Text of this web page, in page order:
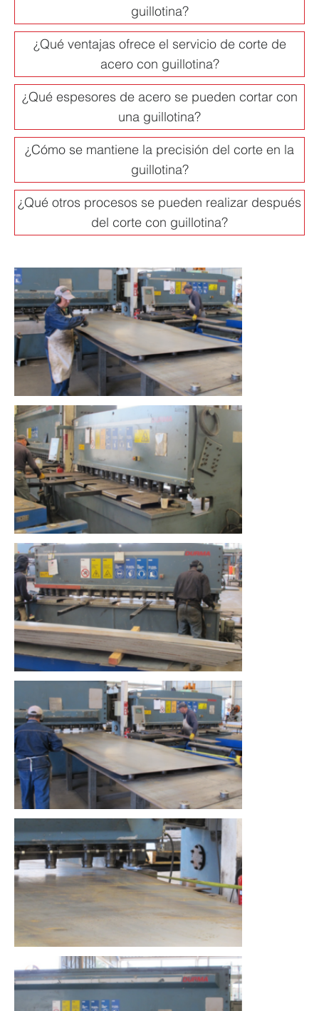
¿Qué ventajas ofrece el servicio de corte de
acero con guillotina?
guillotina?
¿Cómo se mantiene la precisión del corte en la
guillotina?
¿Qué espesores de acero se pueden cortar con
una guillotina?
¿Qué otros procesos se pueden realizar después
del corte con guillotina?